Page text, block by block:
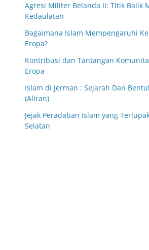
Agresi Militer Belanda II: Titik Balik
Kedaulatan
Bagaimana Islam Mempengaruhi
Eropa?
Kontribusi dan Tantangan
Eropa
Islam di Jerman : Sejarah Dan
(Aliran)
Jejak Peradaban Islam yang
Selatan